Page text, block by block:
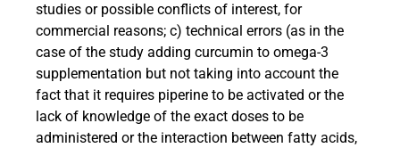
studies or possible conflicts of interest, for
commercial reasons; c) technical errors (as in the
case of the study adding curcumin to omega-3
supplementation but not taking into account the
fact that it requires piperine to be activated or the
lack of knowledge of the exact doses to be
administered or the interaction between fatty acids,